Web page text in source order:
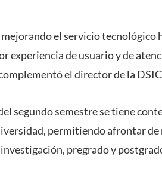
el servicio tecnológico
experiencia de usuario y de
el director de la
segundo semestre se tiene
permitiendo afrontar
pregrado y